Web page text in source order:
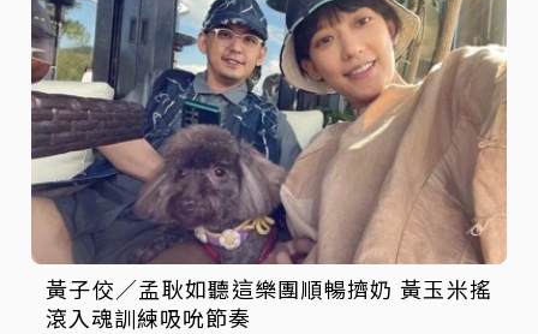
黃子佼／孟耿如聽這樂團順暢擠奶 黃玉米搖
滾入魂訓練吸吮節奏